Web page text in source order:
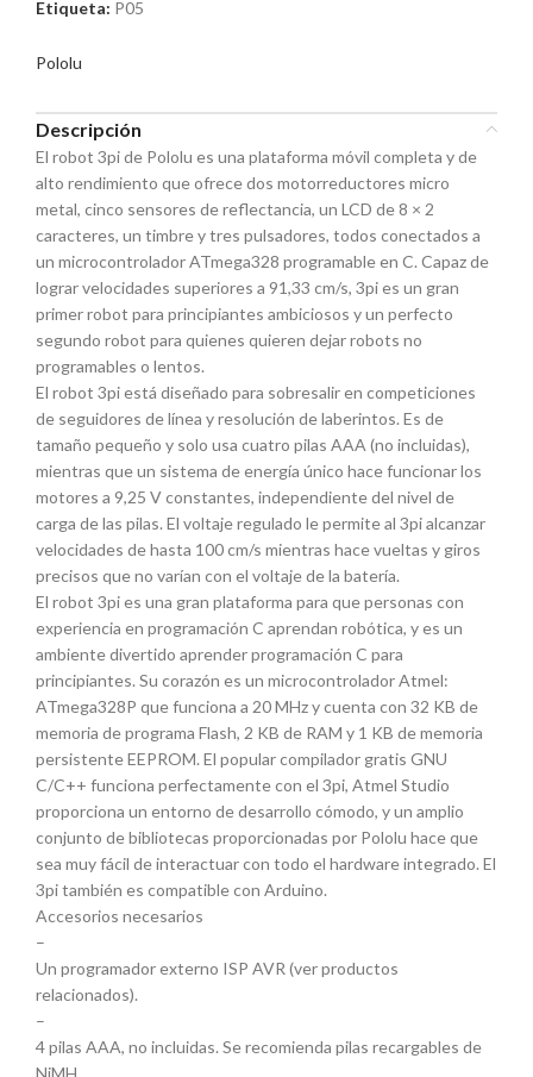
Etiqueta: P05
Pololu
Descripción
El robot 3pi de Pololu es una plataforma móvil completa y de
alto rendimiento que ofrece dos motorreductores micro
metal, cinco sensores de reflectancia, un LCD de 8 × 2
caracteres, un timbre y tres pulsadores, todos conectados a
un microcontrolador ATmega328 programable en C. Capaz de
lograr velocidades superiores a 91,33 cm/s, 3pi es un gran
primer robot para principiantes ambiciosos y un perfecto
segundo robot para quienes quieren dejar robots no
programables o lentos.
El robot 3pi está diseñado para sobresalir en competiciones
de seguidores de línea y resolución de laberintos. Es de
tamaño pequeño y solo usa cuatro pilas AAA (no incluidas),
mientras que un sistema de energía único hace funcionar los
motores a 9,25 V constantes, independiente del nivel de
carga de las pilas. El voltaje regulado le permite al 3pi alcanzar
velocidades de hasta 100 cm/s mientras hace vueltas y giros
precisos que no varían con el voltaje de la batería.
El robot 3pi es una gran plataforma para que personas con
experiencia en programación C aprendan robótica, y es un
ambiente divertido aprender programación C para
principiantes. Su corazón es un microcontrolador Atmel:
ATmega328P que funciona a 20 MHz y cuenta con 32 KB de
memoria de programa Flash, 2 KB de RAM y 1 KB de memoria
persistente EEPROM. El popular compilador gratis GNU
C/C++ funciona perfectamente con el 3pi, Atmel Studio
proporciona un entorno de desarrollo cómodo, y un amplio
conjunto de bibliotecas proporcionadas por Pololu hace que
sea muy fácil de interactuar con todo el hardware integrado. El
3pi también es compatible con Arduino.
Accesorios necesarios
–
Un programador externo ISP AVR (ver productos
relacionados).
–
4 pilas AAA, no incluidas. Se recomienda pilas recargables de
NiMH.